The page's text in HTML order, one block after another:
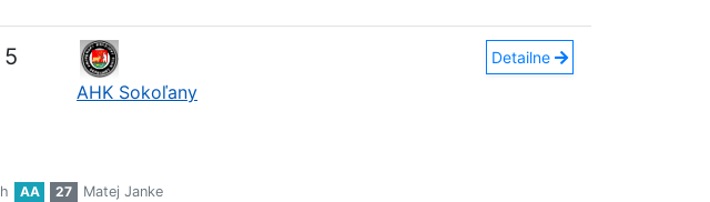
5
AHK Sokoľany
Detailne
AA 27 Matej Janke